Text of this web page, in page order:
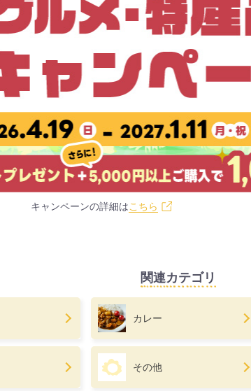
キャンペーンの詳細はこちら
関連カテゴリ
カレー
その他